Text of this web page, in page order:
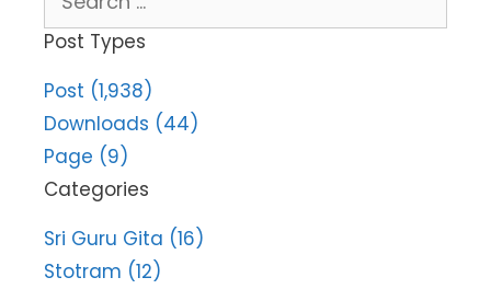
for:
Post Types
Post (1,938)
Downloads (44)
Page (9)
Categories
Sri Guru Gita (16)
Stotram (12)